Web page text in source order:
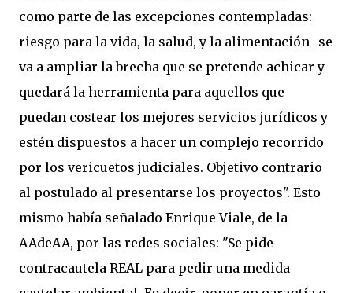
como parte de las excepciones contempladas:
riesgo para la vida, la salud, y la alimentación- se
va a ampliar la brecha que se pretende achicar y
quedará la herramienta para aquellos que
puedan costear los mejores servicios jurídicos y
estén dispuestos a hacer un complejo recorrido
por los vericuetos judiciales. Objetivo contrario
al postulado al presentarse los proyectos". Esto
mismo había señalado Enrique Viale, de la
AAdeAA, por las redes sociales: "Se pide
contracautela REAL para pedir una medida